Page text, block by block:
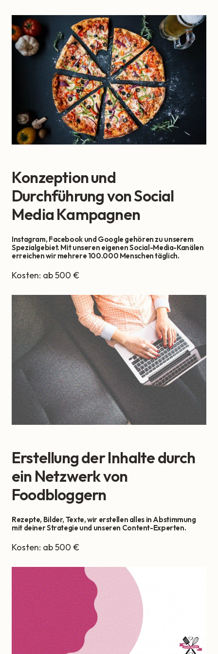
Konzeption und
Durchführung von Social
Media Kampagnen
Instagram, Facebook und Google gehören zu unserem
Spezialgebiet. Mit unseren eigenen Social-Media-Kanälen
erreichen wir mehrere 100.000 Menschen täglich.
Kosten: ab 500 €
Erstellung der Inhalte durch
ein Netzwerk von
Foodbloggern
Rezepte, Bilder, Texte, wir erstellen alles in Abstimmung
mit deiner Strategie und unseren Content-Experten.
Kosten: ab 500 €